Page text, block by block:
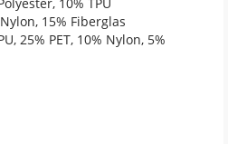
15% Fiberglas
25% PET, 10% Nylon, 5%